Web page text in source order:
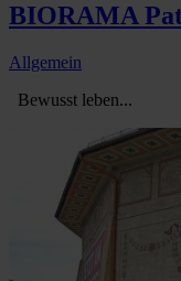
BIORAMA
Allgemein
Bewusst leben...